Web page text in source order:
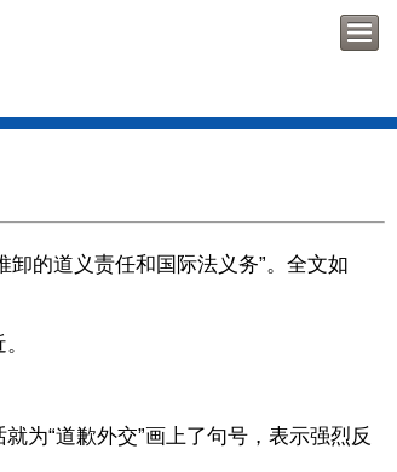
的道义责任和国际法义务”。全文如
为“道歉外交”画上了句号，表示强烈反